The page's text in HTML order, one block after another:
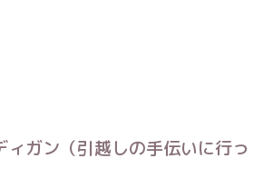
ィガン（引越しの手伝いに行っ